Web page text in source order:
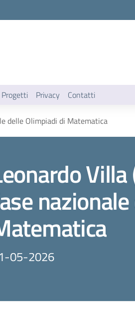
Progetti Privacy Contatti
delle Olimpiadi di Matematica
05-2026